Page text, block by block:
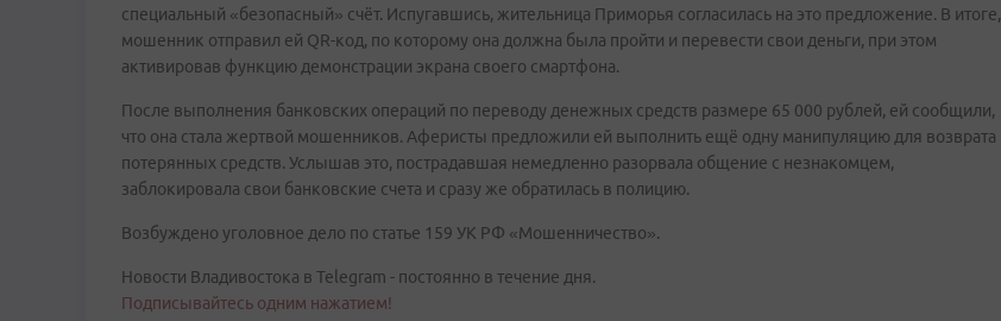
специальный «безопасный» счёт. Испугавшись, жительница Приморья согласилась на это предложение. В итоге,
мошенник отправил ей QR-код, по которому она должна была пройти и перевести свои деньги, при этом
активировав функцию демонстрации экрана своего смартфона.
После выполнения банковских операций по переводу денежных средств размере 65 000 рублей, ей сообщили,
что она стала жертвой мошенников. Аферисты предложили ей выполнить ещё одну манипуляцию для возврата
потерянных средств. Услышав это, пострадавшая немедленно разорвала общение с незнакомцем,
заблокировала свои банковские счета и сразу же обратилась в полицию.
Возбуждено уголовное дело по статье 159 УК РФ «Мошенничество».
Новости Владивостока в Telegram - постоянно в течение дня.
Подписывайтесь одним нажатием!